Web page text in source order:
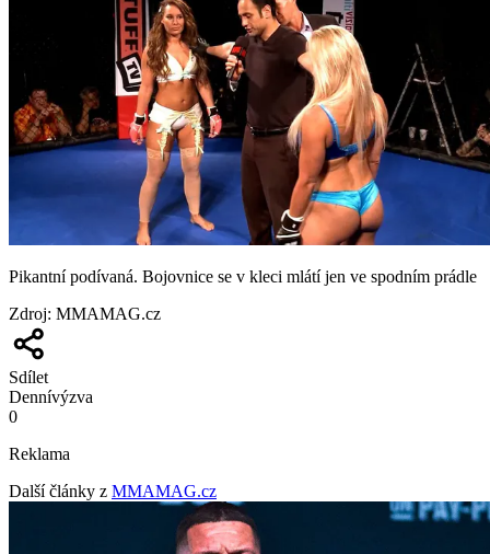
Pikantní podívaná. Bojovnice se v kleci mlátí jen ve spodním prádle
Zdroj: MMAMAG.cz
Sdílet
Dennívýzva
0
Reklama
Další články z MMAMAG.cz